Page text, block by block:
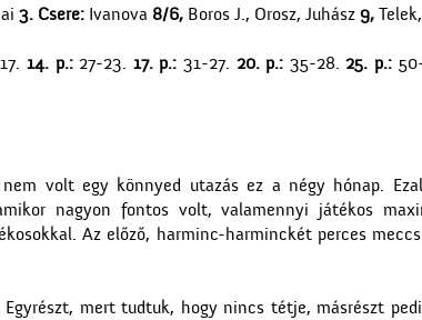
3. Csere: Ivanova 8/6, Boros J., Orosz, Juhász 9,
14. p.:27-23. 17. p.: 31-27. 20. p.: 35-28.25. p.:
volt egy könnyed utazás ez a négy hónap.
nagyon fontos volt, valamennyi játékos
Az előző, harminc-harminckét perces
mert tudtuk, hogy nincs tétje, másrészt